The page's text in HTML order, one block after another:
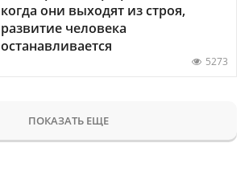
когда они выходят из строя,
развитие человека
останавливается
5273
ПОКАЗАТЬ ЕЩЕ